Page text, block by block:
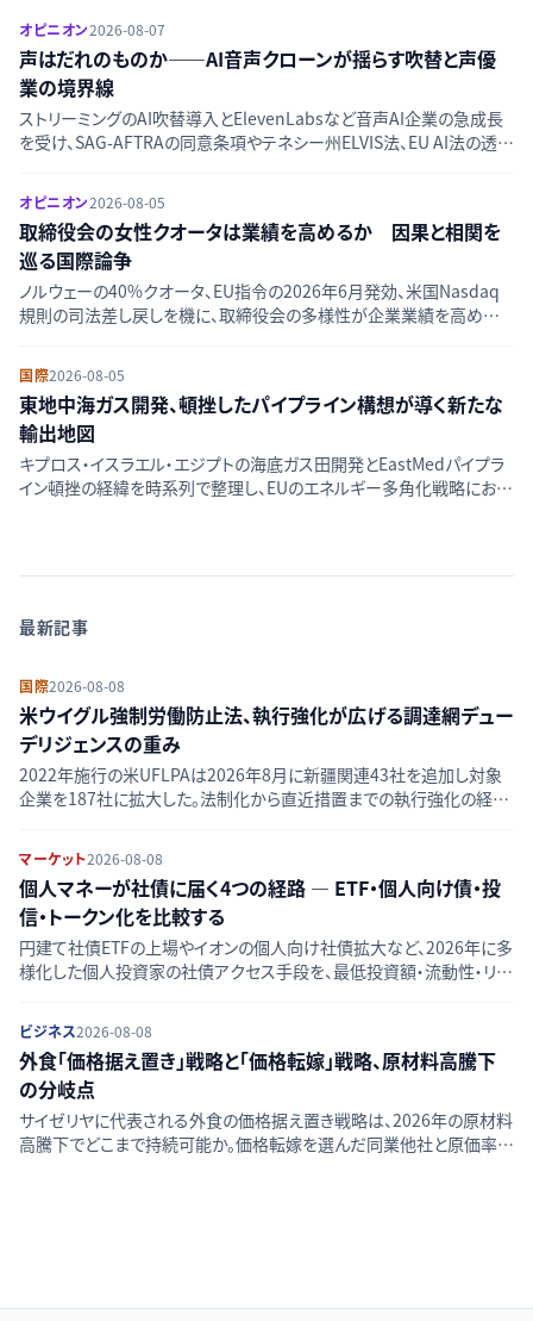
オピニオン2026-08-07
声はだれのものか——AI音声クローンが揺らす吹替と声優
業の境界線
ストリーミングのAI吹替導入とElevenLabsなど音声AI企業の急成長
を受け、SAG-AFTRAの同意条項やテネシー州ELVIS法、EU AI法の透明
オピニオン2026-08-05
取締役会の女性クオータは業績を高めるか 因果と相関を
巡る国際論争
ノルウェーの40%クオータ、EU指令の2026年6月発効、米国Nasdaq
規則の司法差し戻しを機に、取締役会の多様性が企業業績を高めると
国際2026-08-05
東地中海ガス開発、頓挫したパイプライン構想が導く新たな
輸出地図
キプロス・イスラエル・エジプトの海底ガス田開発とEastMedパイプラ
イン頓挫の経緯を時系列で整理し、EUのエネルギー多角化戦略におけ
最新記事
国際2026-08-08
米ウイグル強制労働防止法、執行強化が広げる調達網デュー
デリジェンスの重み
2022年施行の米UFLPAは2026年8月に新疆関連43社を追加し対象
企業を187社に拡大した。法制化から直近措置までの執行強化の経緯
系列で整理する。
マーケット2026-08-08
個人マネーが社債に届く4つの経路 — ETF・個人向け債・投
信・トークン化を比較する
円建て社債ETFの上場やイオンの個人向け社債拡大など、2026年に多
様化した個人投資家の社債アクセス手段を、最低投資額・流動性・リス
ビジネス2026-08-08
外食「価格据え置き」戦略と「価格転嫁」戦略、原材料高騰下
の分岐点
サイゼリヤに代表される外食の価格据え置き戦略は、2026年の原材料
高騰下でどこまで持続可能か。価格転嫁を選んだ同業他社と原価率・